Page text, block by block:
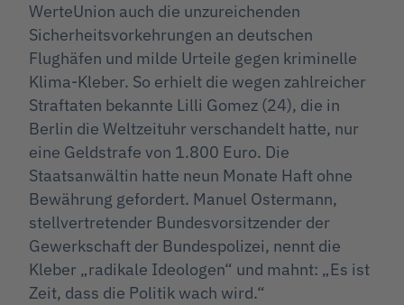
WerteUnion auch die unzureichenden
Sicherheitsvorkehrungen an deutschen
Flughäfen und milde Urteile gegen kriminelle
Klima-Kleber. So erhielt die wegen zahlreicher
Straftaten bekannte Lilli Gomez (24), die in
Berlin die Weltzeituhr verschandelt hatte, nur
eine Geldstrafe von 1.800 Euro. Die
Staatsanwältin hatte neun Monate Haft ohne
Bewährung gefordert. Manuel Ostermann,
stellvertretender Bundesvorsitzender der
Gewerkschaft der Bundespolizei, nennt die
Kleber „radikale Ideologen“ und mahnt: „Es ist
Zeit, dass die Politik wach wird.“